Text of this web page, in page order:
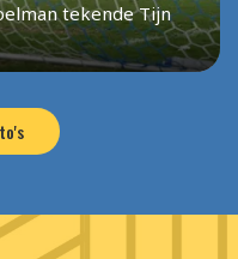
tekende Tijn